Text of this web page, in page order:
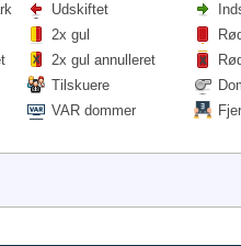
Udskiftet
2x gul
2x gul annulleret
Tilskuere
VAR dommer